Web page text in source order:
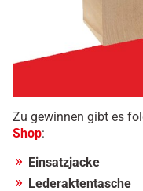
Zu gewinnen gibt es
Shop:
Einsatzjacke
Lederaktentasche